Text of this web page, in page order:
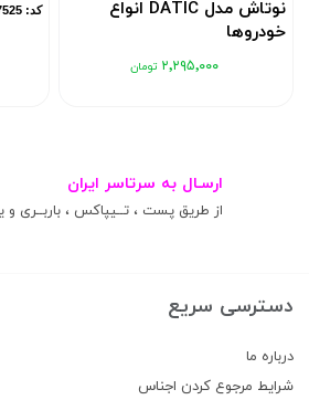
نوتاش مدل DATIC انواع
خودروها
۲٬۲۹۵٬۰۰۰
کد: 11837525
ارسـال به سرتاسر ایران
از طریق پست ، تــیپاکس ، باربــری و
دسترسی سریع
درباره ما
شرایط مرجوع کردن اجناس